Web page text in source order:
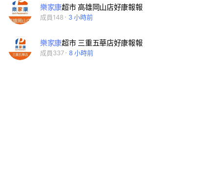
樂家康超市 高雄岡山店好康報報
成員148 3 小時前
樂家康超市 三重五華店好康報報
成員337 8 小時前